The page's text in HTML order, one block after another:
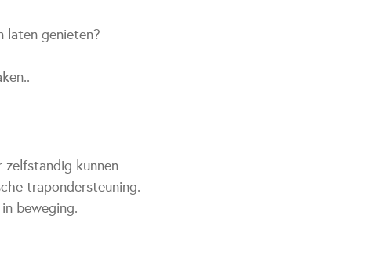
laten genieten?
zelfstandig kunnen
trapondersteuning.
beweging.